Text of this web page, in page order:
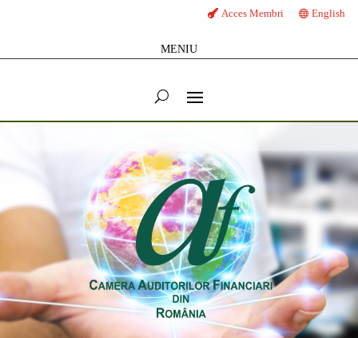
Acces Membri English
MENIU